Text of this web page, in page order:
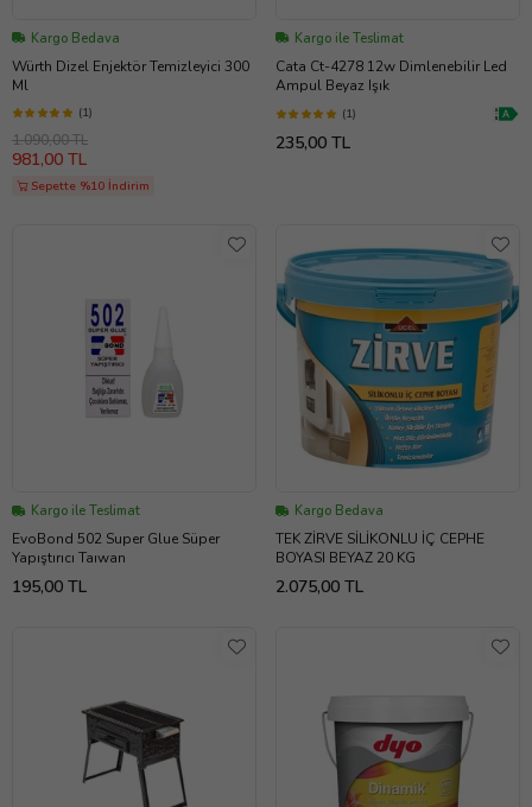
Kargo Bedava
Würth Dizel Enjektör Temizleyici 300
Ml
(1)
1.090,00 TL
981,00 TL
Sepette %10 İndirim
Kargo ile Teslimat
Cata Ct-4278 12w Dimlenebilir Led
Ampul Beyaz Işık
(1)
235,00 TL
Kargo ile Teslimat
EvoBond 502 Super Glue Süper
Yapıştırıcı Taıwan
195,00 TL
Kargo Bedava
TEK ZİRVE SİLİKONLU İÇ CEPHE
BOYASI BEYAZ 20 KG
2.075,00 TL